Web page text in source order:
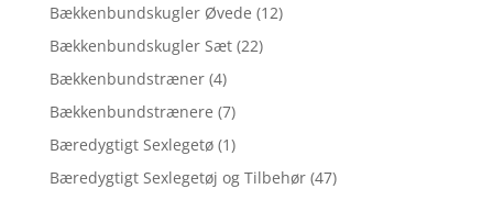
Bækkenbundskugler Øvede (12)
Bækkenbundskugler Sæt (22)
Bækkenbundstræner (4)
Bækkenbundstrænere (7)
Bæredygtigt Sexlegetø (1)
Bæredygtigt Sexlegetøj og Tilbehør (47)